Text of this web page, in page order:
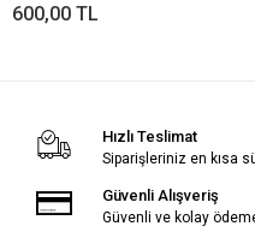
600,00 TL
Hızlı Teslimat
Siparişleriniz en kısa
Güvenli Alışveriş
Güvenli ve kolay